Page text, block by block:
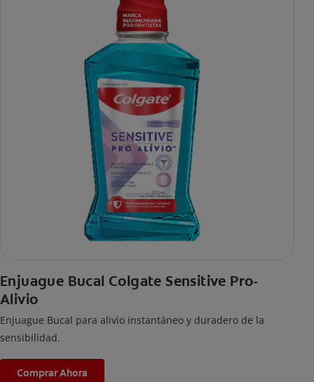
Enjuague Bucal Colgate Sensitive Pro-
Alivio
Enjuague Bucal para alivio instantáneo y duradero de la
sensibilidad.
Comprar Ahora